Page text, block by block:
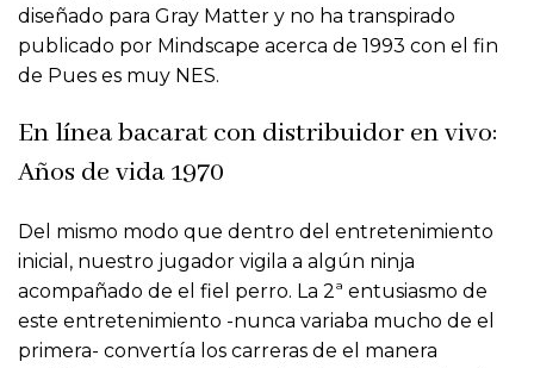
diseñado para Gray Matter y no ha transpirado
publicado por Mindscape acerca de 1993 con el fin
de Pues es muy NES.
En línea bacarat con distribuidor en vivo:
Años de vida 1970
Del mismo modo que dentro del entretenimiento
inicial, nuestro jugador vigila a algún ninja
acompañado de el fiel perro. La 2ª entusiasmo de
este entretenimiento -nunca variaba mucho de el
primera- convertía los carreras de el manera